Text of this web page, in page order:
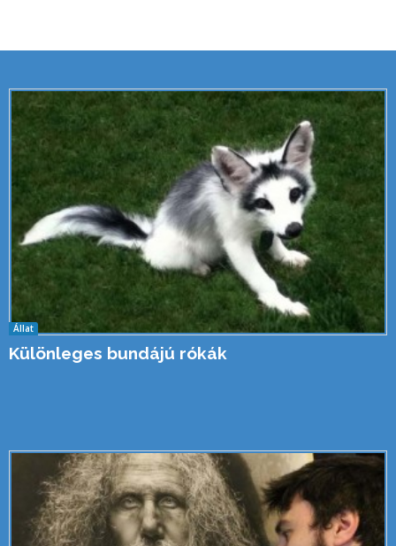
Állat
Különleges bundájú rókák